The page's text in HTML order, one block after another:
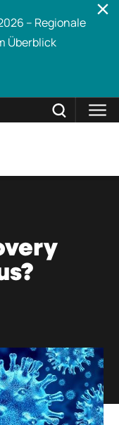
– Regionale
Überblick